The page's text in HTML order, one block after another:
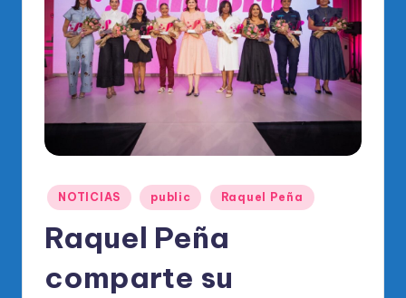
di
o
O
fi
al
el
Publicado
en
NOTICIAS public Raquel Peña
Raquel Peña
comparte su